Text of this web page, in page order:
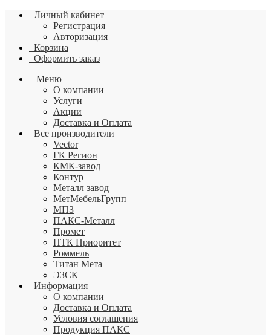
Личный кабинет
Регистрация
Авторизация
Корзина
Оформить заказ
Меню
О компании
Услуги
Акции
Доставка и Оплата
Все производители
Vector
ГК Регион
КМК-завод
Контур
Металл завод
МетМебельГрупп
МПЗ
ПАКС-Металл
Промет
ПТК Приоритет
Роммель
Титан Мета
ЭЗСК
Информация
О компании
Доставка и Оплата
Условия соглашения
Продукция ПАКС